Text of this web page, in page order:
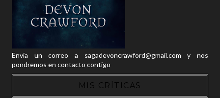
Envía un correo a sagadevoncrawford@gmail.com y nos
pondremos en contacto contigo
MIS CRÍTICAS